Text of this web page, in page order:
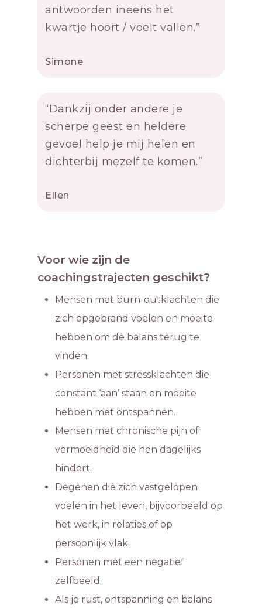
antwoorden ineens het
kwartje hoort / voelt vallen.”
Simone
“Dankzij onder andere je
scherpe geest en heldere
gevoel help je mij helen en
dichterbij mezelf te komen.”
Ellen
Voor wie zijn de
coachingstrajecten geschikt?
Mensen met burn-outklachten die
zich opgebrand voelen en moeite
hebben om de balans terug te
vinden.
Personen met stressklachten die
constant ‘aan’ staan en moeite
hebben met ontspannen.
Mensen met chronische pijn of
vermoeidheid die hen dagelijks
hindert.
Degenen die zich vastgelopen
voelen in het leven, bijvoorbeeld op
het werk, in relaties of op
persoonlijk vlak.
Personen met een negatief
zelfbeeld.
Als je rust, ontspanning en balans